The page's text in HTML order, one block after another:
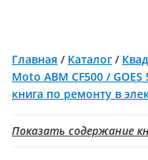
Главная / Каталог /
Moto ABM CF500 /
книга по ремонту в
Показать содержание